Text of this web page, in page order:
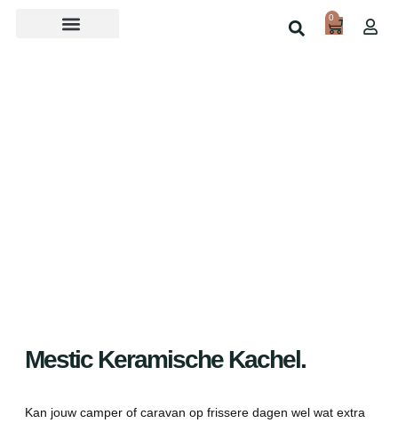
0
Mestic Keramische Kachel.
Kan jouw camper of caravan op frissere dagen wel wat extra